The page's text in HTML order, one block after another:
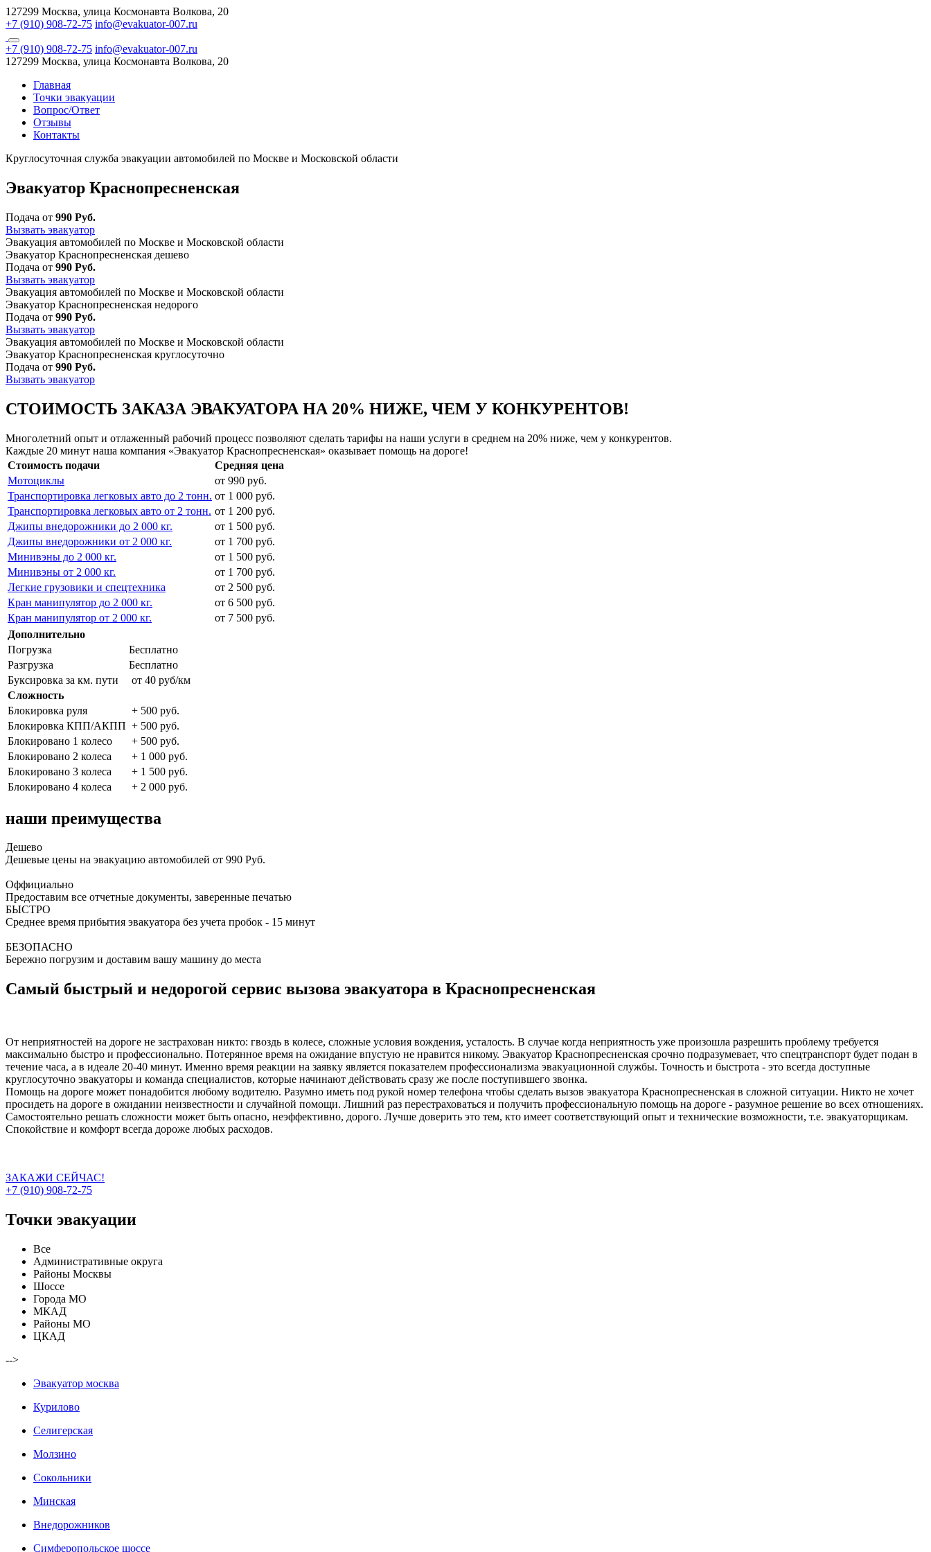
127299 Москва, улица Космонавта Волкова, 20
+7 (910) 908-72-75 info@evakuator-007.ru
+7 (910) 908-72-75 info@evakuator-007.ru
127299 Москва, улица Космонавта Волкова, 20
Главная
Точки эвакуации
Вопрос/Ответ
Отзывы
Контакты
Круглосуточная служба эвакуации автомобилей по Москве и Московской области
Эвакуатор Краснопресненская
Подача от 990 Руб.
Вызвать эвакуатор
Эвакуация автомобилей по Москве и Московской области
Эвакуатор Краснопресненская дешево
Подача от 990 Руб.
Вызвать эвакуатор
Эвакуация автомобилей по Москве и Московской области
Эвакуатор Краснопресненская недорого
Подача от 990 Руб.
Вызвать эвакуатор
Эвакуация автомобилей по Москве и Московской области
Эвакуатор Краснопресненская круглосуточно
Подача от 990 Руб.
Вызвать эвакуатор
СТОИМОСТЬ ЗАКАЗА ЭВАКУАТОРА НА 20% НИЖЕ, ЧЕМ У КОНКУРЕНТОВ!
Многолетний опыт и отлаженный рабочий процесс позволяют сделать тарифы на наши услуги в среднем на 20% ниже, чем у конкурентов.
Каждые 20 минут наша компания «Эвакуатор Краснопресненская» оказывает помощь на дороге!
Стоимость подачи
Средняя цена
Мотоциклы
от 990 руб.
Транспортировка легковых авто до 2 тонн. от 1 000 руб.
Транспортировка легковых авто от 2 тонн. от 1 200 руб.
Джипы внедорожники до 2 000 кг.
от 1 500 руб.
Джипы внедорожники от 2 000 кг.
от 1 700 руб.
Минивэны до 2 000 кг.
от 1 500 руб.
Минивэны от 2 000 кг.
от 1 700 руб.
Легкие грузовики и спецтехника
от 2 500 руб.
Кран манипулятор до 2 000 кг.
от 6 500 руб.
Кран манипулятор от 2 000 кг.
от 7 500 руб.
Дополнительно
Погрузка
Бесплатно
Разгрузка
Бесплатно
Буксировка за км. пути
от 40 руб/км
Сложность
Блокировка руля
+ 500 руб.
Блокировка КПП/АКПП + 500 руб.
Блокировано 1 колесо
+ 500 руб.
Блокировано 2 колеса
+ 1 000 руб.
Блокировано 3 колеса
+ 1 500 руб.
Блокировано 4 колеса
+ 2 000 руб.
наши преимущества
Дешево
Дешевые цены на эвакуацию автомобилей от 990 Руб.
Оффициально
Предоставим все отчетные документы, заверенные печатью
БЫСТРО
Среднее время прибытия эвакуатора без учета пробок - 15 минут
БЕЗОПАСНО
Бережно погрузим и доставим вашу машину до места
Самый быстрый и недорогой сервис вызова эвакуатора в Краснопресненская
От неприятностей на дороге не застрахован никто: гвоздь в колесе, сложные условия вождения, усталость. В случае когда неприятность уже произошла разрешить проблему требуется
максимально быстро и профессионально. Потерянное время на ожидание впустую не нравится никому. Эвакуатор Краснопресненская срочно подразумевает, что спецтранспорт будет подан в
течение часа, а в идеале 20-40 минут. Именно время реакции на заявку является показателем профессионализма эвакуационной службы. Точность и быстрота - это всегда доступные
круглосуточно эвакуаторы и команда специалистов, которые начинают действовать сразу же после поступившего звонка.
Помощь на дороге может понадобится любому водителю. Разумно иметь под рукой номер телефона чтобы сделать вызов эвакуатора Краснопресненская в сложной ситуации. Никто не хочет
просидеть на дороге в ожидании неизвестности и случайной помощи. Лишний раз перестраховаться и получить профессиональную помощь на дороге - разумное решение во всех отношениях.
Самостоятельно решать сложности может быть опасно, неэффективно, дорого. Лучше доверить это тем, кто имеет соответствующий опыт и технические возможности, т.е. эвакуаторщикам.
Спокойствие и комфорт всегда дороже любых расходов.
ЗАКАЖИ СЕЙЧАС!
+7 (910) 908-72-75
Точки эвакуации
Все
Административные округа
Районы Москвы
Шоссе
Города МО
МКАД
Районы МО
ЦКАД
-->
Эвакуатор москва
Курилово
Селигерская
Молзино
Сокольники
Минская
Внедорожников
Симферопольское шоссе